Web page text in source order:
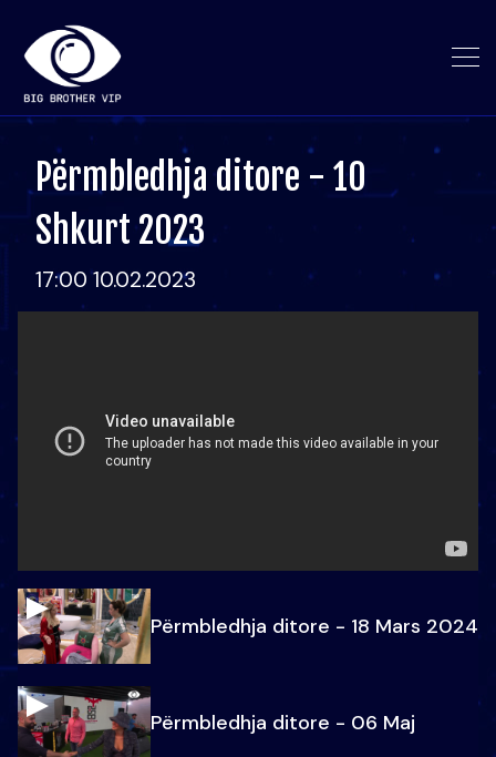
Përmbledhja ditore - 10
Shkurt 2023
17:00 10.02.2023
Përmbledhja ditore - 18 Mars 2024
Përmbledhja ditore - 06 Maj